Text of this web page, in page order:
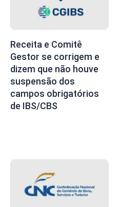
Receita e Comitê
Gestor se corrigem e
dizem que não houve
suspensão dos
campos obrigatórios
de IBS/CBS